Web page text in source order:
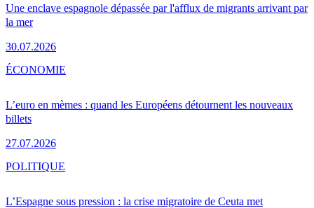
Une enclave espagnole dépassée par l'afflux de migrants arrivant par
la mer
30.07.2026
L’euro en mèmes : quand les Européens détournent les nouveaux
billets
27.07.2026
ÉCONOMIE
L’Espagne sous pression : la crise migratoire de Ceuta met
POLITIQUE